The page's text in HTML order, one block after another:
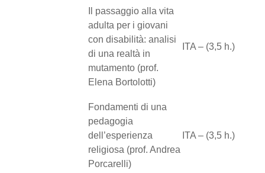
Il passaggio alla vita
adulta per i giovani
con disabilità: analisi
di una realtà in
mutamento (prof.
Elena Bortolotti)
ITA – (3,5 h.)
Fondamenti di una
pedagogia
dell’esperienza
religiosa (prof. Andrea
Porcarelli)
ITA – (3,5 h.)